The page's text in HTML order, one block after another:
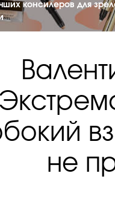
консилеров для
не